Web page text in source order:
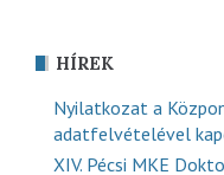
HÍREK
Nyilatkozat a
adatfelvételével
XIV. Pécsi MKE